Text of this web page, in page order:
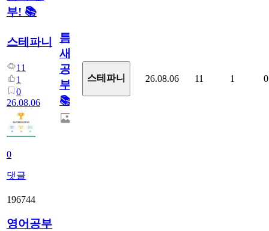
부! 📚
스테파니
11
1
0
26.08.06
0
댓글
틈
새
공
부!
📚
스테파니 26.08.06 11 1 0
196744
영어공부